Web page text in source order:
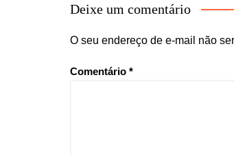
Deixe um comentário
O seu endereço de e-mail não
Comentário *